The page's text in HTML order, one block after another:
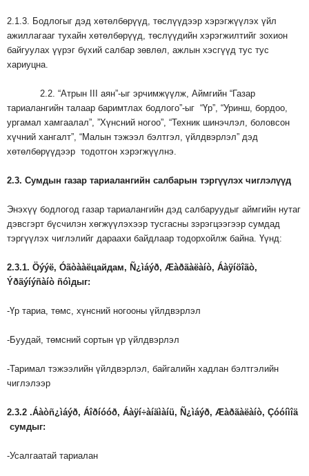
2.1.3. Бодлогыг дэд хөтөлбөрүүд, төслүүдээр хэрэгжүүлэх үйл
ажиллагааг тухайн хөтөлбөрүүд, төслүүдийн хэрэгжилтийг зохион
байгуулах үүрэг бүхий салбар зөвлөл, ажлын хэсгүүд тус тус
хариуцна.
2.2. “Атрын III аян”-ыг эрчимжүүлж, Аймгийн “Газар
тариалангийн талаар баримтлах бодлого”-ыг “Үр”, “Уринш, бордоо,
ургамал хамгаалал”, ”Хүнсний ногоо”, “Техник шинэчлэл, боловсон
хүчний хангалт”, “Малын тэжээл бэлтгэл, үйлдвэрлэл” дэд
хөтөлбөрүүдээр тодотгон хэрэгжүүлнэ.
2.3. Сумдын газар тариалангийн салбарын тэргүүлэх чиглэлүүд
Энэхүү бодлогод газар тариалангийн дэд салбаруудыг аймгийн нутаг
дэвсгэрт бүсчилэн хөгжүүлэхээр тусгасны зэрэгцээгээр сумдад
тэргүүлэх чиглэлийг дараахи байдлаар тодорхойлж байна. Үүнд:
2.3.1. Öýýë, Óãòààëцайдам, Ñ¿ìáýð, Æàðãàëàíò, Áàÿíöîãò,
Ýðäýíýñàíò ñóìдыг:
-Үр тариа, төмс, хүнсний ногооны үйлдвэрлэл
-Буудай, төмсний сортын үр үйлдвэрлэл
-Таримал тэжээлийн үйлдвэрлэл, байгалийн хадлан бэлтгэлийн
чиглэлээр
2.3.2 .Áàòñ¿ìáýð, Áîðíóóð, Áàÿí÷àíäìàíü, Ñ¿ìáýð, Æàðãàëàíò, Çóóíìîä
сумдыг:
-Усалгаатай тариалан